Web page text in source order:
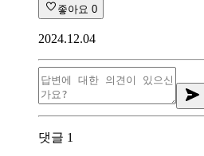
좋아요 0
2024.12.04
댓글 1